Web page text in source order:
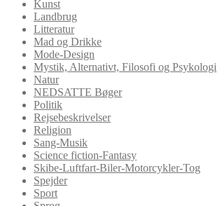
Kunst
Landbrug
Litteratur
Mad og Drikke
Mode-Design
Mystik, Alternativt, Filosofi og Psykologi
Natur
NEDSATTE Bøger
Politik
Rejsebeskrivelser
Religion
Sang-Musik
Science fiction-Fantasy
Skibe-Luftfart-Biler-Motorcykler-Tog
Spejder
Sport